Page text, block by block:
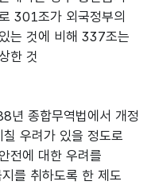
301조가 외국정부의
는 것에 비해 337조는
한 것
종합무역법에서 개정
우려가 있을 정도로
전에 대한 우려를
를 취하도록 한 제도